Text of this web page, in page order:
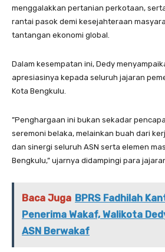
menggalakkan pertanian perkotaan,
rantai pasok demi kesejahteraan
tantangan ekonomi global.
Dalam kesempatan ini, Dedy
apresiasinya kepada seluruh jajaran
Kota Bengkulu.
”Penghargaan ini bukan sekadar
seremoni belaka, melainkan buah dari
dan sinergi seluruh ASN serta elemen
Bengkulu,” ujarnya didampingi para
Baca Juga BPRS Fadhilah
Penerima Wakaf, Walikota
ASN Berwakaf